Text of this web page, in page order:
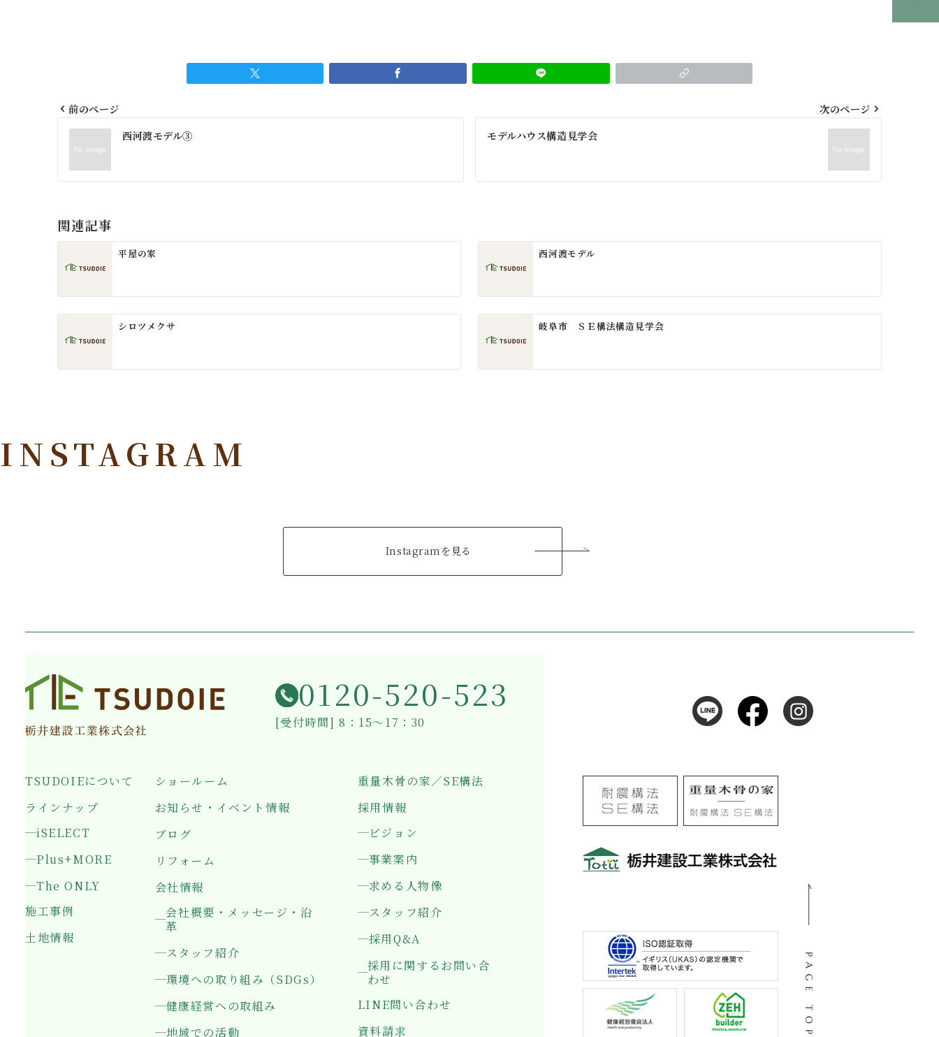
投
ナ
ゲ
ー
シ
ョ
ン
前のページ
西河渡モデル③
次のページ
モデルハウス構造見学会
関連記事
平屋の家 西河渡モデル
シロツメクサ 岐阜市 ＳＥ構法構造見学会
INSTAGRAM
Instagramを見る
0120-520-523
[受付時間] 8：15～17：30
TSUDOIEについて
ラインナップ
iSELECT
Plus+MORE
The ONLY
施工事例
土地情報
ショールーム
お知らせ・イベント情報
ブログ
リフォーム
会社情報
会社概要・メッセージ・沿
革
スタッフ紹介
環境への取り組み（SDGs）
健康経営への取組み
地域での活動
重量木骨の家／SE構法
採用情報
ビジョン
事業案内
求める人物像
スタッフ紹介
採用Q&A
採用に関するお問い合
わせ
LINE問い合わせ
資料請求